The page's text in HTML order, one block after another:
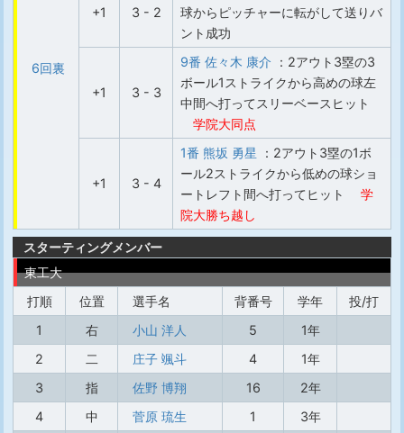
6回裏
+1 3 - 2
球からピッチャーに転がして送りバ
ント成功
+1 3 - 3
9番 佐々木 康介 ：2アウト3塁の3
ボール1ストライクから高めの球左
中間へ打ってスリーベースヒット
学院大同点
+1 3 - 4
1番 熊坂 勇星 ：2アウト3塁の1ボ
ール2ストライクから低めの球ショ
ートレフト間へ打ってヒット
学
院大勝ち越し
スターティングメンバー
東工大
打順
位置 選手名 背番号 学年
投/打
1
右 小山 洋人 5
1年
2
二 庄子 颯斗 4
1年
3
指 佐野 博翔 16
2年
4
中 菅原 琉生 1
3年